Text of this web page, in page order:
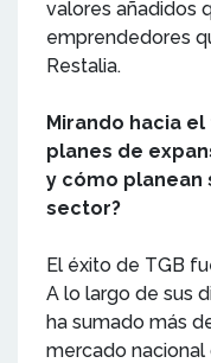
valores añadidos
emprendedores
Restalia.
Mirando hacia
planes de
y cómo planean
sector?
El éxito de TGB
A lo largo de sus
ha sumado más
mercado